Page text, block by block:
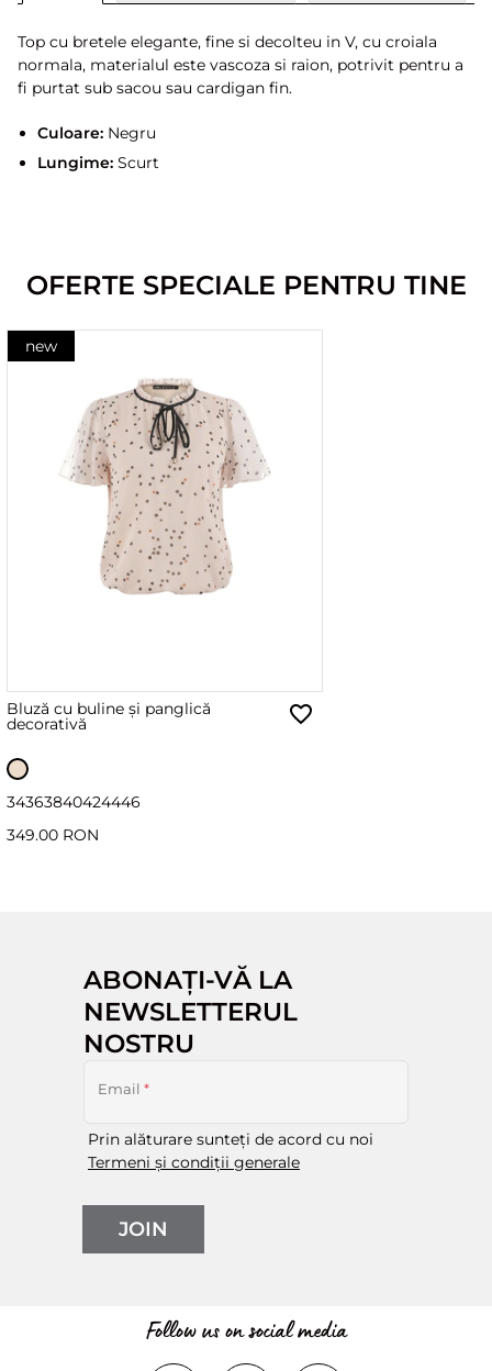
Top cu bretele elegante, fine si decolteu in V, cu croiala
normala, materialul este vascoza si raion, potrivit pentru a
fi purtat sub sacou sau cardigan fin.
Culoare:Negru
Lungime:Scurt
OFERTE SPECIALE PENTRU TINE
new
Bluză cu buline și panglică
decorativă
34363840424446
349.00 RON
ABONAȚI-VĂ LA
NEWSLETTERUL
NOSTRU
Email *
Prin alăturare sunteți de acord cu noi
Termeni și condiții generale
JOIN
Follow us on social media